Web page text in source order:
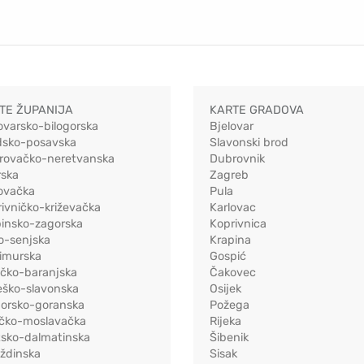
ŽUPANIJA
bilogorska
posavska
neretvanska
križevačka
zagorska
senjska
baranjska
slavonska
goranska
moslavačka
dalmatinska
KARTE GRADOVA
Bjelovar
Slavonski brod
Dubrovnik
Zagreb
Pula
Karlovac
Koprivnica
Krapina
Gospić
Čakovec
Osijek
Požega
Rijeka
Šibenik
Sisak